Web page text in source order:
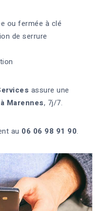
ou fermée à clé
de serrure
assure une
Marennes, 7j/7.
au 06 06 98 91 90.